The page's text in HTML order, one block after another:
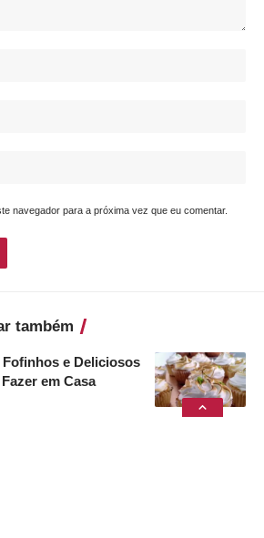
navegador para a próxima vez que eu comentar.
também
e Deliciosos
em Casa